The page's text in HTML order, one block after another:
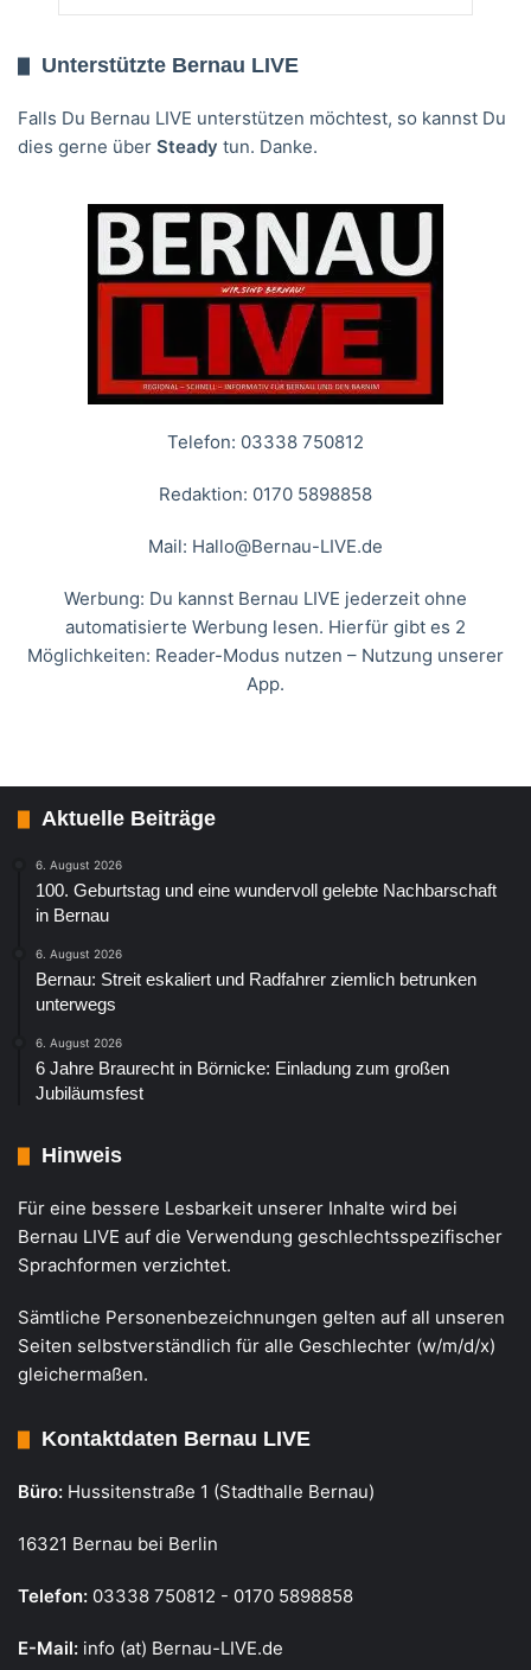
Unterstützte Bernau LIVE
Falls Du Bernau LIVE unterstützen möchtest, so kannst Du
dies gerne über Steady tun. Danke.
Telefon: 03338 750812
Redaktion: 0170 5898858
Mail: Hallo@Bernau-LIVE.de
Werbung: Du kannst Bernau LIVE jederzeit ohne
automatisierte Werbung lesen. Hierfür gibt es 2
Möglichkeiten: Reader-Modus nutzen – Nutzung unserer
App.
Aktuelle Beiträge
6. August 2026
100. Geburtstag und eine wundervoll gelebte Nachbarschaft
in Bernau
6. August 2026
Bernau: Streit eskaliert und Radfahrer ziemlich betrunken
unterwegs
6. August 2026
6 Jahre Braurecht in Börnicke: Einladung zum großen
Jubiläumsfest
Hinweis
Für eine bessere Lesbarkeit unserer Inhalte wird bei
Bernau LIVE auf die Verwendung geschlechtsspezifischer
Sprachformen verzichtet.
Sämtliche Personenbezeichnungen gelten auf all unseren
Seiten selbstverständlich für alle Geschlechter (w/m/d/x)
gleichermaßen.
Kontaktdaten Bernau LIVE
Büro: Hussitenstraße 1 (Stadthalle Bernau)
16321 Bernau bei Berlin
Telefon: 03338 750812 - 0170 5898858
E-Mail: info (at) Bernau-LIVE.de